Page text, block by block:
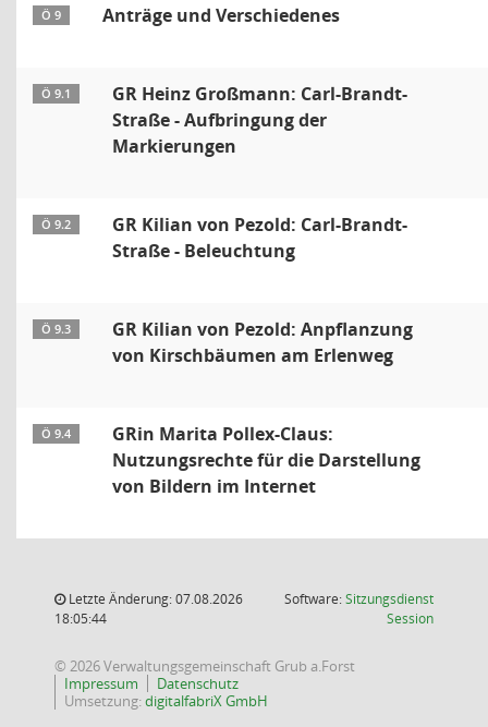
Ö 9 Anträge und Verschiedenes
Ö 9.1
GR Heinz Großmann: Carl-Brandt-
Straße - Aufbringung der
Markierungen
Ö 9.2
GR Kilian von Pezold: Carl-Brandt-
Straße - Beleuchtung
Ö 9.3
GR Kilian von Pezold: Anpflanzung
von Kirschbäumen am Erlenweg
Ö 9.4
GRin Marita Pollex-Claus:
Nutzungsrechte für die Darstellung
von Bildern im Internet
Letzte Änderung: 07.08.2026
18:05:44
Software:Sitzungsdienst
Session(Wird in
© 2026 Verwaltungsgemeinschaft Grub a.Forst
Impressum
Datenschutz
Umsetzung:digitalfabriX GmbH